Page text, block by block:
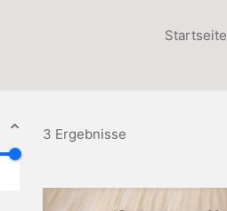
Startseite
3 Ergebnisse